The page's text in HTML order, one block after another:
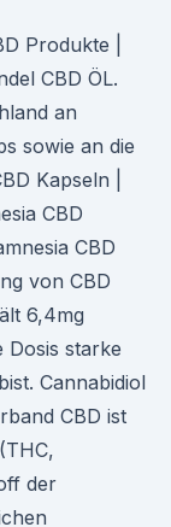
Produkte |
CBD ÖL.
an
sowie an die
Kapseln |
CBD
CBD
von CBD
6,4mg
Dosis starke
Cannabidiol
CBD ist
der